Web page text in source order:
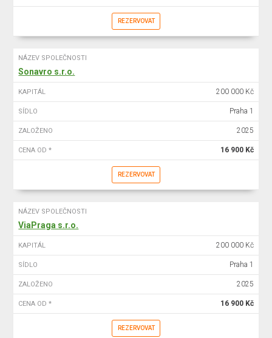
REZERVOVAT
NÁZEV SPOLEČNOSTI
Sonavro s.r.o.
KAPITÁL 200 000 Kč
SÍDLO Praha 1
ZALOŽENO 2025
CENA OD * 16 900 Kč
REZERVOVAT
NÁZEV SPOLEČNOSTI
ViaPraga s.r.o.
KAPITÁL 200 000 Kč
SÍDLO Praha 1
ZALOŽENO 2025
CENA OD * 16 900 Kč
REZERVOVAT